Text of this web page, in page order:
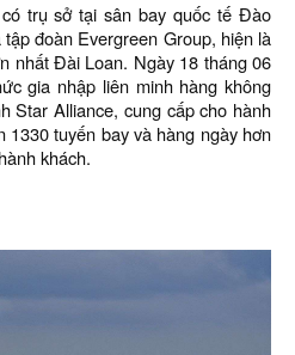
trụ sở tại sân bay quốc tế Đào
đoàn Evergreen Group, hiện là
nhất Đài Loan. Ngày 18 tháng 06
gia nhập liên minh hàng không
Star Alliance, cung cấp cho hành
1330 tuyến bay và hàng ngày hơn
khách.